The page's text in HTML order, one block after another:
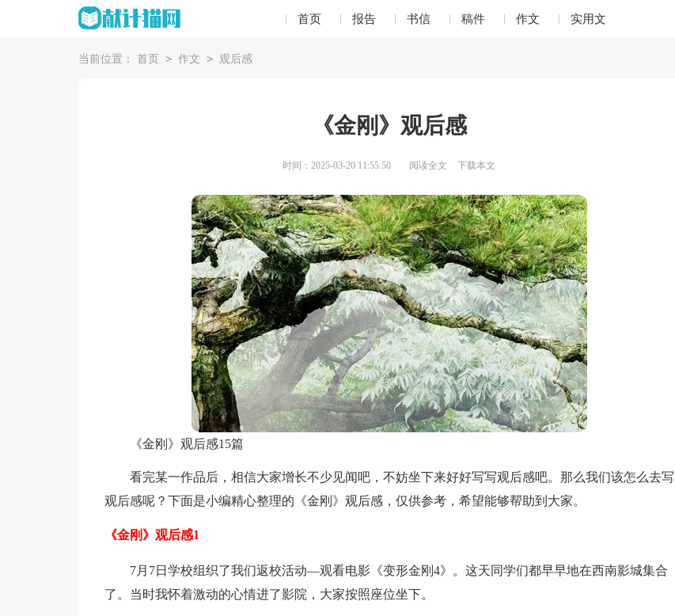
首页 报告 书信 稿件 作文 实用文
当前位置： 首页 > 作文 > 观后感
《金刚》观后感
时间：2025-03-20 11:55:50 阅读全文 下载本文
《金刚》观后感15篇
看完某一作品后，相信大家增长不少见闻吧，不妨坐下来好好写写观后感吧。那么我们该怎么去写
观后感呢？下面是小编精心整理的《金刚》观后感，仅供参考，希望能够帮助到大家。
《金刚》观后感1
7月7日学校组织了我们返校活动—观看电影《变形金刚4》。这天同学们都早早地在西南影城集合
了。当时我怀着激动的心情进了影院，大家按照座位坐下。